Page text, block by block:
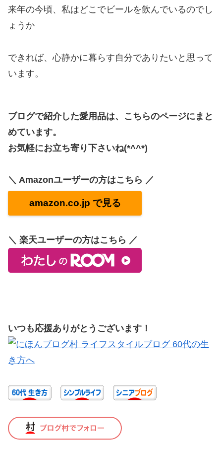
来年の今頃、私はどこでビールを飲んでいるのでし
ょうか
できれば、心静かに暮らす自分でありたいと思って
います。
ブログで紹介した愛用品は、こちらのページにまと
めています。
お気軽にお立ち寄り下さいね(*^^*)
＼ Amazonユーザーの方はこちら ／
amazon.co.jp で見る
＼ 楽天ユーザーの方はこちら ／
いつも応援ありがとうございます！